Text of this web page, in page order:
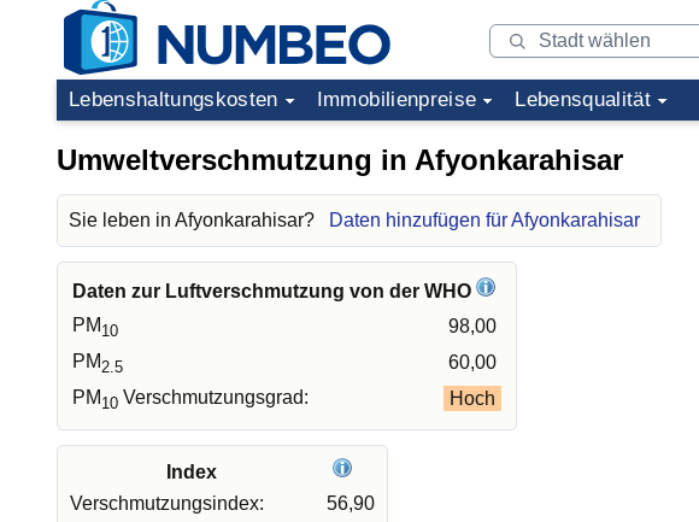
Lebenshaltungskosten Immobilienpreise Lebensqualität
Umweltverschmutzung in Afyonkarahisar
Sie leben in Afyonkarahisar? Daten hinzufügen für Afyonkarahisar
Daten zur Luftverschmutzung von der WHO
PM 10
98,00
PM2.5
60,00
PM 10 Verschmutzungsgrad: Hoch
Index
Verschmutzungsindex:
56,90